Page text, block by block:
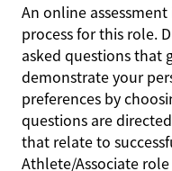
An online
process for this role.
asked questions that
demonstrate your
preferences by
questions are
that relate to
Athlete/Associate role